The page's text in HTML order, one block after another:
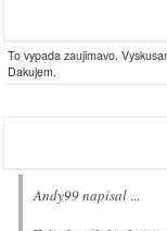
To vypada zaujimavo.
Dakujem.
Andy99 napísal ...